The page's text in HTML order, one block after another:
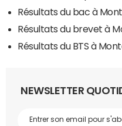
Résultats du bac à
Résultats du brevet à
Résultats du BTS à
NEWSLETTER